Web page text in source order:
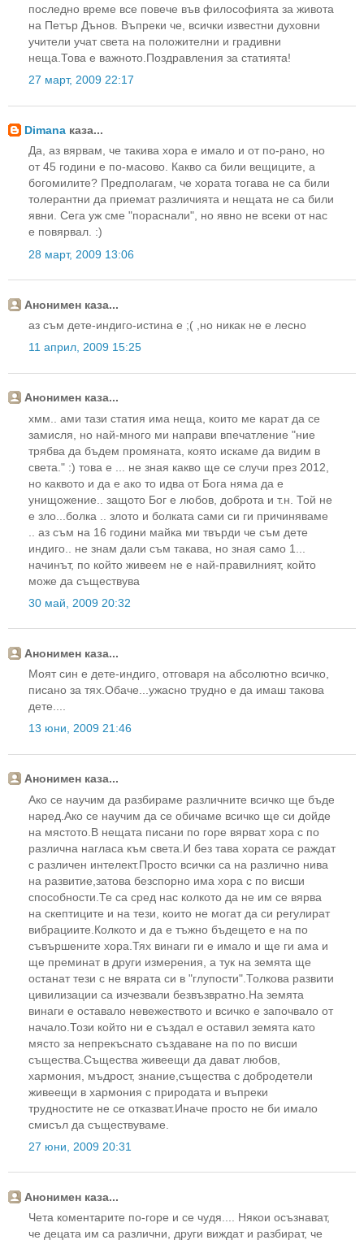
последно време все повече във философията за живота
на Петър Дънов. Въпреки че, всички известни духовни
учители учат света на положителни и градивни
неща.Това е важното.Поздравления за статията!
27 март, 2009 22:17
Dimana каза...
Да, аз вярвам, че такива хора е имало и от по-рано, но
от 45 години е по-масово. Какво са били вещиците, а
богомилите? Предполагам, че хората тогава не са били
толерантни да приемат различията и нещата не са били
явни. Сега уж сме "пораснали", но явно не всеки от нас
е повярвал. :)
28 март, 2009 13:06
Анонимен каза...
аз съм дете-индиго-истина е ;( ,но никак не е лесно
11 април, 2009 15:25
Анонимен каза...
хмм.. ами тази статия има неща, които ме карат да се
замисля, но най-много ми направи впечатление "ние
трябва да бъдем промяната, която искаме да видим в
света." :) това е ... не зная какво ще се случи през 2012,
но каквото и да е ако то идва от Бога няма да е
унищожение.. защото Бог е любов, доброта и т.н. Той не
е зло...болка .. злото и болката сами си ги причиняваме
.. аз съм на 16 години майка ми твърди че съм дете
индиго.. не знам дали съм такава, но зная само 1...
начинът, по който живеем не е най-правилният, който
може да съществува
30 май, 2009 20:32
Анонимен каза...
Моят син е дете-индиго, отговаря на абсолютно всичко,
писано за тях.Обаче...ужасно трудно е да имаш такова
дете....
13 юни, 2009 21:46
Анонимен каза...
Ако се научим да разбираме различните всичко ще бъде
наред.Ако се научим да се обичаме всичко ще си дойде
на мястото.В нещата писани по горе вярват хора с по
различна нагласа към света.И без тава хората се раждат
с различен интелект.Просто всички са на различно нива
на развитие,затова безспорно има хора с по висши
способности.Те са сред нас колкото да не им се вярва
на скептиците и на тези, които не могат да си регулират
вибрациите.Колкото и да е тъжно бъдещето е на по
съвършените хора.Тях винаги ги е имало и ще ги ама и
ще преминат в други измерения, а тук на земята ще
останат тези с не вярата си в "глупости".Толкова развити
цивилизации са изчезвали безвъзвратно.На земята
винаги е оставало невежеството и всичко е започвало от
начало.Този който ни е създал е оставил земята като
място за непрекъснато създаване на по по висши
същества.Същества живеещи да дават любов,
хармония, мъдрост, знание,същества с добродетели
живеещи в хармония с природата и въпреки
трудностите не се отказват.Иначе просто не би имало
смисъл да съществуваме.
27 юни, 2009 20:31
Анонимен каза...
Чета коментарите по-горе и се чудя.... Някои осъзнават,
че децата им са различни, други виждат и разбират, че